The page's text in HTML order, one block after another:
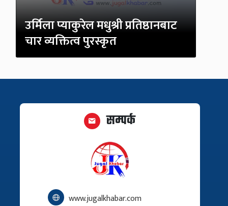
उर्मिला प्याकुरेल मधुश्री प्रतिष्ठानबाट
चार व्यक्तित्व पुरस्कृत
सम्पर्क
www.jugalkhabar.com